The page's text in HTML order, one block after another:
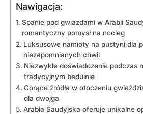
Nawigacja:
Spanie pod gwiazdami w Arabii
romantyczny pomysł na nocleg
Luksusowe namioty na pustyni dla
niezapomnianych chwil
Niezwykłe doświadczenie podczas
tradycyjnym beduinie
Gorące źródła w otoczeniu
dla dwojga
Arabia⁤ Saudyjska oferuje unikalne